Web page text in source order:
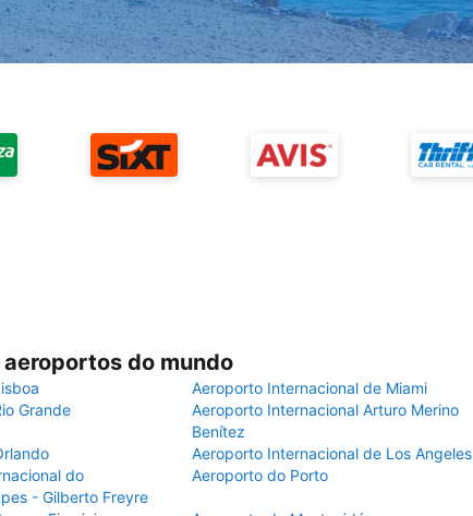
do mundo
Aeroporto Internacional de Miami
Grande
Aeroporto Internacional Arturo Merino
Benítez
Aeroporto Internacional de Los Angeles
do
- Gilberto Freyre
Aeroporto do Porto